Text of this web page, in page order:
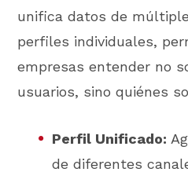
unifica datos de
perfiles individuales,
empresas entender no
usuarios, sino quiénes
Perfil Unificado:
de diferentes